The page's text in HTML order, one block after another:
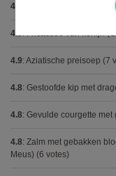
4.9
4.9:Fricassee van konijn
4.9: Aziatische preisoep (7
4.8: Gestoofde kip met
4.8: Gevulde courgette met
4.8: Zalm met gebakken
Meus) (6 votes)